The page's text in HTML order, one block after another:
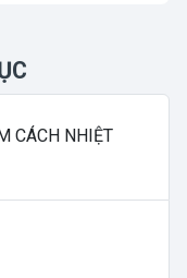
CÁCH NHIỆT